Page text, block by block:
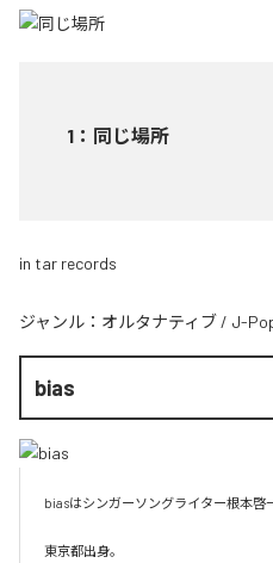
1 ： 同じ場所
in tar records
ジャンル： オルタナティブ / J-
bias
biasはシンガーソングライター根本啓
東京都出身。